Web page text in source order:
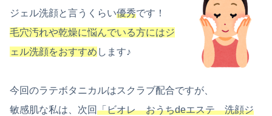
ジェル洗顔と言うくらい優秀です！
毛穴汚れや乾燥に悩んでいる方にはジ
ェル洗顔をおすすめ します♪
今回のラテボタニカルはスクラブ配合ですが、
敏感肌な私は、次回「ビオレ おうちdeエステ 洗顔ジ